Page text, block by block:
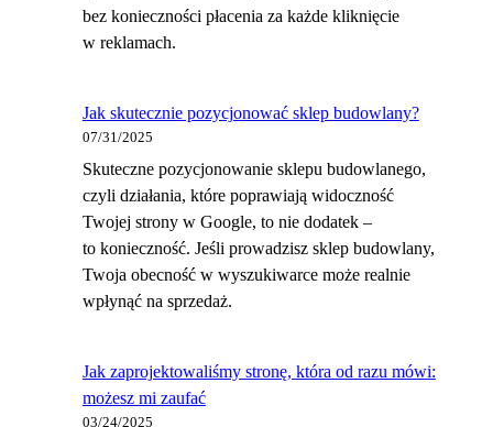
bez konieczności płacenia za każde kliknięcie
w reklamach.
Jak skutecznie pozycjonować sklep budowlany?
07/31/2025
Skuteczne pozycjonowanie sklepu budowlanego,
czyli działania, które poprawiają widoczność
Twojej strony w Google, to nie dodatek –
to konieczność. Jeśli prowadzisz sklep budowlany,
Twoja obecność w wyszukiwarce może realnie
wpłynąć na sprzedaż.
Jak zaprojektowaliśmy stronę, która od razu mówi:
możesz mi zaufać
03/24/2025